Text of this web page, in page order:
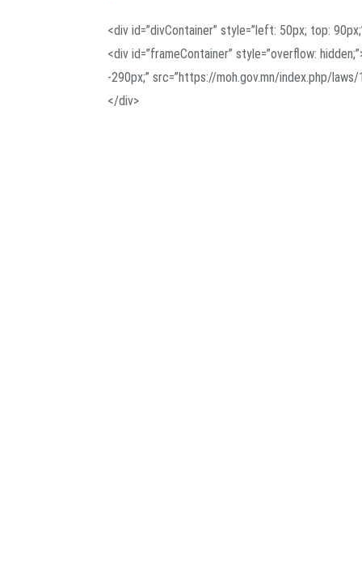
<div id=”divContainer” style=”left: 50px; top:
<div id=”frameContainer” style=”overflow:
-290px;” src=”https://moh.gov.mn/index.php/
</div>